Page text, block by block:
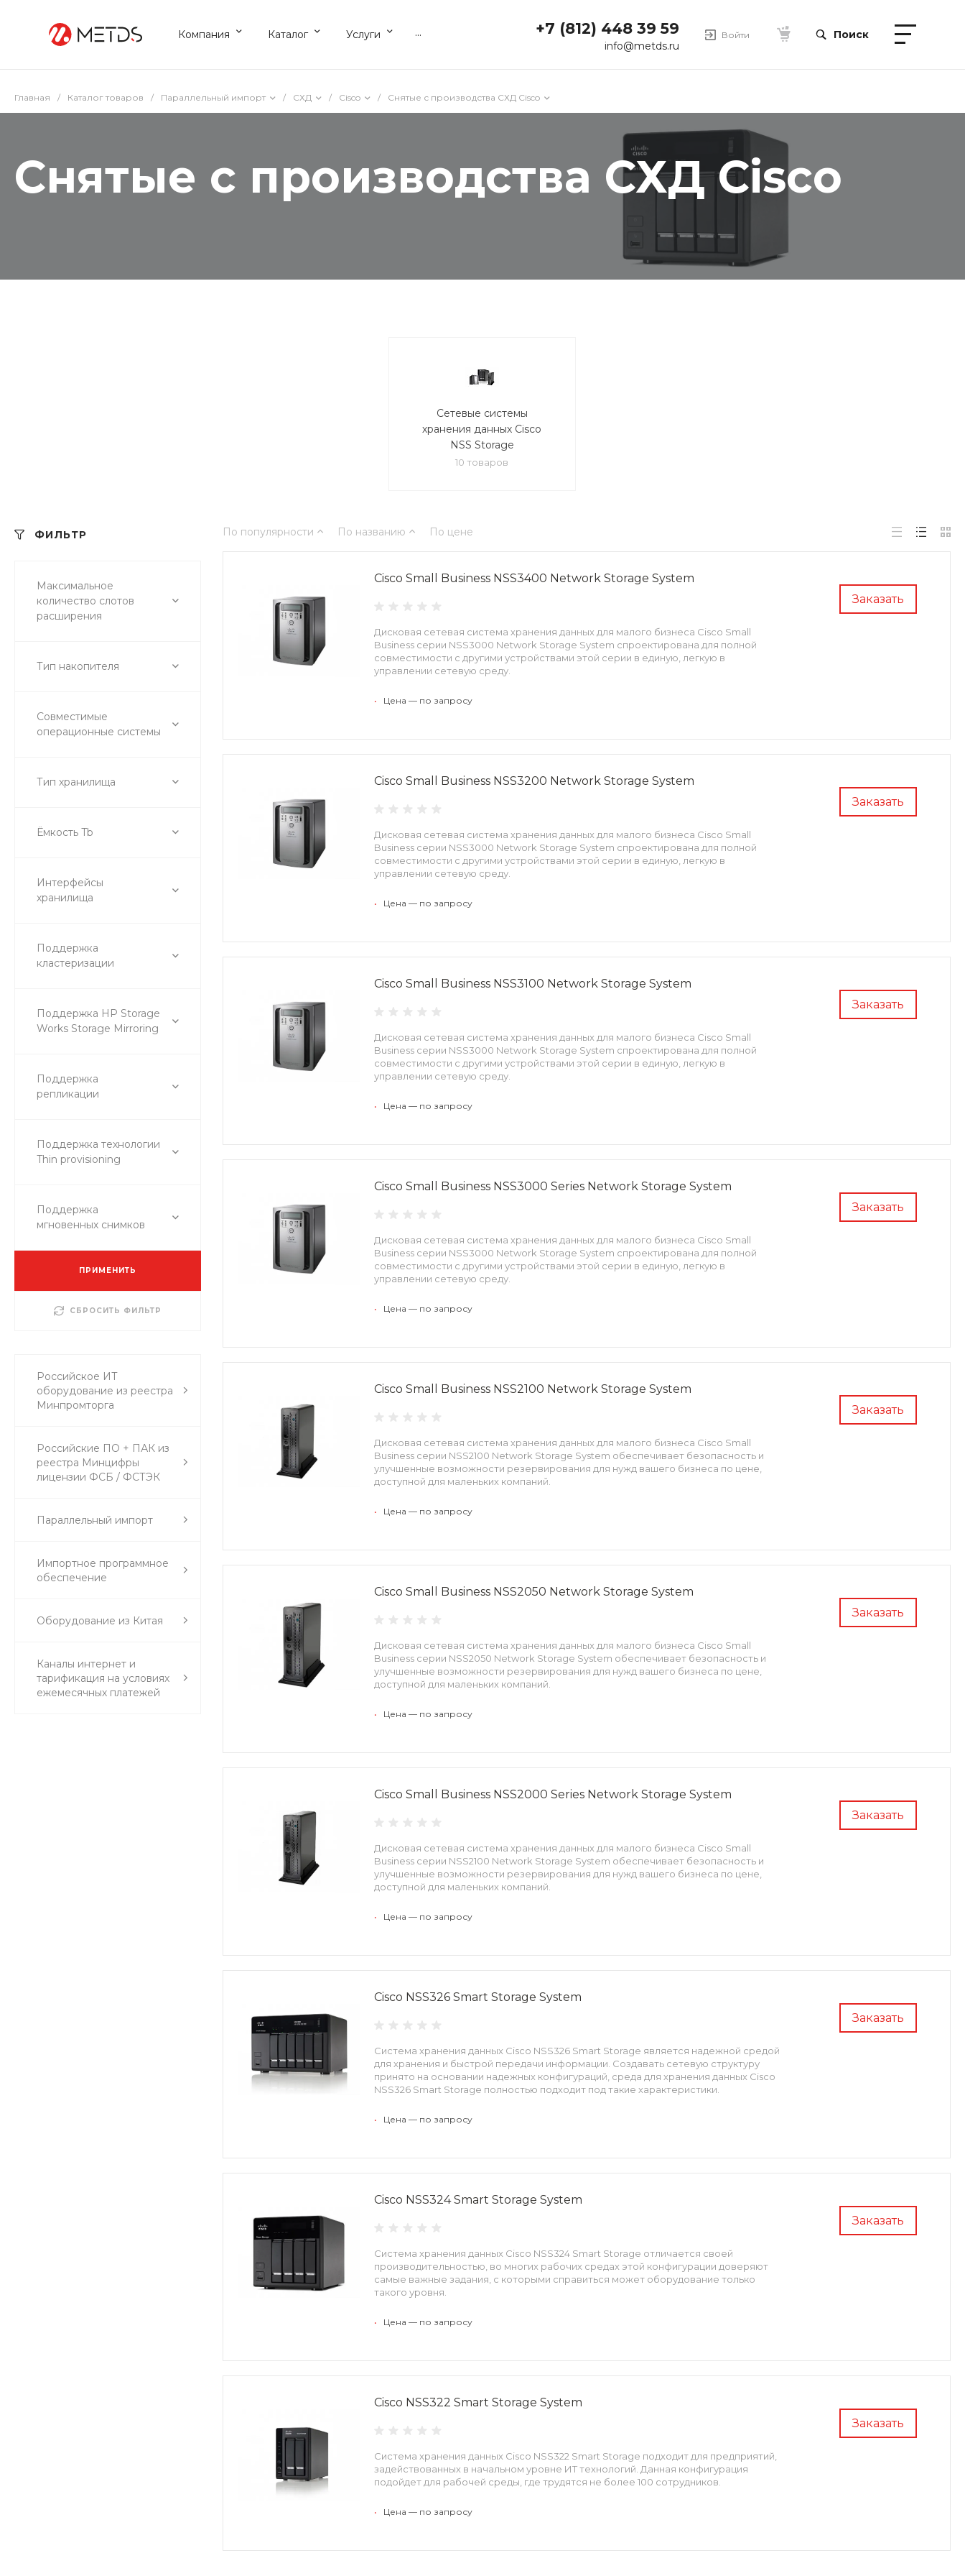
Компания Каталог Услуги ... +7 (812) 448 39 59
info@metds.ru
Войти Поиск
Главная / Каталог товаров / Параллельный импорт / СХД / Cisco / Снятые с производства СХД Cisco
Снятые с производства СХД Cisco
Сетевые системы
хранения данных Cisco
NSS Storage
10 товаров
ФИЛЬТР
Максимальное
количество слотов
расширения
Тип накопителя
Совместимые
операционные системы
Тип хранилища
Ёмкость Tb
Интерфейсы
хранилища
Поддержка
кластеризации
Поддержка HP Storage
Works Storage Mirroring
Поддержка
репликации
Поддержка технологии
Thin provisioning
Поддержка
мгновенных снимков
ПРИМЕНИТЬ
СБРОСИТЬ ФИЛЬТР
Российское ИТ
оборудование из реестра
Минпромторга
Российские ПО + ПАК из
реестра Минцифры
лицензии ФСБ / ФСТЭК
Параллельный импорт
Импортное программное
обеспечение
Оборудование из Китая
Каналы интернет и
тарификация на условиях
ежемесячных платежей
По популярности По названию По цене
Заказать
Cisco Small Business NSS3400 Network Storage System
Дисковая сетевая система хранения данных для малого бизнеса Cisco Small
Business серии NSS3000 Network Storage System спроектирована для полной
совместимости с другими устройствами этой серии в единую, легкую в
управлении сетевую среду.
• Цена — по запросу
Заказать
Cisco Small Business NSS3200 Network Storage System
Дисковая сетевая система хранения данных для малого бизнеса Cisco Small
Business серии NSS3000 Network Storage System спроектирована для полной
совместимости с другими устройствами этой серии в единую, легкую в
управлении сетевую среду.
• Цена — по запросу
Заказать
Cisco Small Business NSS3100 Network Storage System
Дисковая сетевая система хранения данных для малого бизнеса Cisco Small
Business серии NSS3000 Network Storage System спроектирована для полной
совместимости с другими устройствами этой серии в единую, легкую в
управлении сетевую среду.
• Цена — по запросу
Заказать
Cisco Small Business NSS3000 Series Network Storage System
Дисковая сетевая система хранения данных для малого бизнеса Cisco Small
Business серии NSS3000 Network Storage System спроектирована для полной
совместимости с другими устройствами этой серии в единую, легкую в
управлении сетевую среду.
• Цена — по запросу
Заказать
Cisco Small Business NSS2100 Network Storage System
Дисковая сетевая система хранения данных для малого бизнеса Cisco Small
Business серии NSS2100 Network Storage System обеспечивает безопасность и
улучшенные возможности резервирования для нужд вашего бизнеса по цене,
доступной для маленьких компаний.
• Цена — по запросу
Заказать
Cisco Small Business NSS2050 Network Storage System
Дисковая сетевая система хранения данных для малого бизнеса Cisco Small
Business серии NSS2050 Network Storage System обеспечивает безопасность и
улучшенные возможности резервирования для нужд вашего бизнеса по цене,
доступной для маленьких компаний.
• Цена — по запросу
Заказать
Cisco Small Business NSS2000 Series Network Storage System
Дисковая сетевая система хранения данных для малого бизнеса Cisco Small
Business серии NSS2100 Network Storage System обеспечивает безопасность и
улучшенные возможности резервирования для нужд вашего бизнеса по цене,
доступной для маленьких компаний.
• Цена — по запросу
Заказать
Cisco NSS326 Smart Storage System
Система хранения данных Cisco NSS326 Smart Storage является надежной средой
для хранения и быстрой передачи информации. Создавать сетевую структуру
принято на основании надежных конфигураций, среда для хранения данных Cisco
NSS326 Smart Storage полностью подходит под такие характеристики.
• Цена — по запросу
Заказать
Cisco NSS324 Smart Storage System
Система хранения данных Cisco NSS324 Smart Storage отличается своей
производительностью, во многих рабочих средах этой конфигурации доверяют
самые важные задания, с которыми справиться может оборудование только
такого уровня.
• Цена — по запросу
Заказать
Cisco NSS322 Smart Storage System
Система хранения данных Cisco NSS322 Smart Storage подходит для предприятий,
задействованных в начальном уровне ИТ технологий. Данная конфигурация
подойдет для рабочей среды, где трудятся не более 100 сотрудников.
• Цена — по запросу